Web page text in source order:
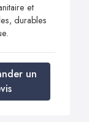
et
durables
un